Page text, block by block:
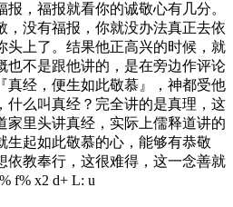
，福报就看你的诚敬心有几分。
，没有福报，你就没办法真正去依
头上了。结果他正高兴的时候，就
也不是跟他讲的，是在旁边作评论
真经，便生如此敬慕』，神都受他
什么叫真经？完全讲的是真理，这
家里头讲真经，实际上儒释道讲的
生起如此敬慕的心，能够有恭敬
依教奉行，这很难得，这一念善就
f% x2 d+ L: u